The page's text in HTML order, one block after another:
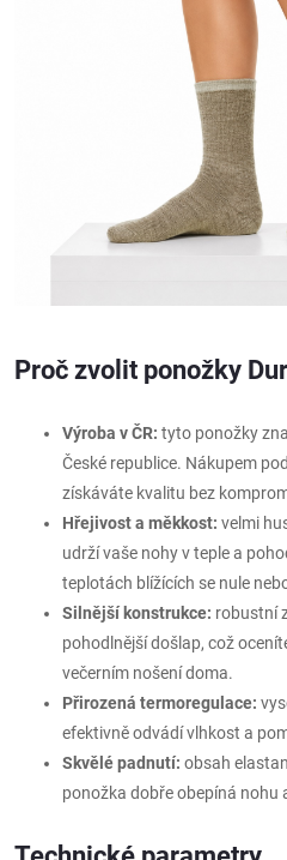
Proč zvolit ponožky
Výroba v ČR: tyto ponožky
České republice. Nákupem
získáváte kvalitu bez
Hřejivost a měkkost: velmi
udrží vaše nohy v teple a
teplotách blížících se nule
Silnější konstrukce: robustní
pohodlnější došlap, což
večerním nošení doma.
Přirozená termoregulace:
efektivně odvádí vlhkost a
Skvělé padnutí: obsah
ponožka dobře obepíná nohu